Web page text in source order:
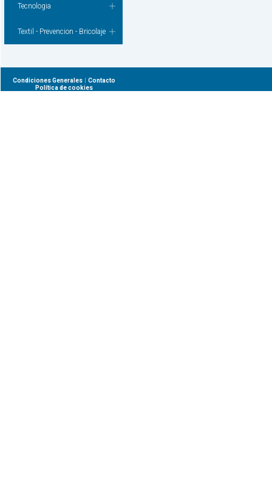
Tecnologia
Textil - Prevencion - Bricolaje
Condiciones Generales | Contacto
Política de cookies